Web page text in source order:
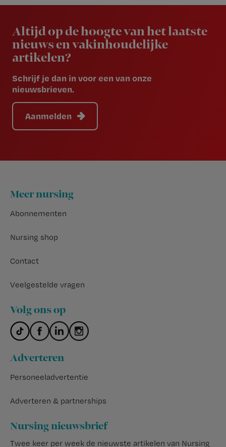
Altijd op de hoogte van het laatste
nieuws en vakinhoudelijke
artikelen?
Schrijf je dan in voor een van onze
nieuwsbrieven.
Aanmelden
Footer
Meer nursing
Abonnementen
Nursing shop
Contact
Veelgestelde vragen
Volg ons op
Adverteren
Personeeladvertentie
Adverteren & partnerships
Nursing nieuwsbrief
Twee keer per week de nieuwste artikelen van Nursing